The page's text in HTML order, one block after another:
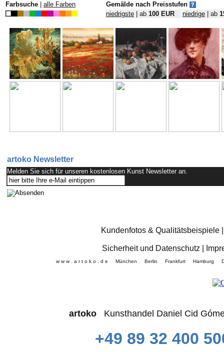
Farbsuche alle Farben
Gemälde nach Preisstufen
niedrigste | ab 100 EUR niedrige | ab
artoko Newsletter
Melden Sie sich für unseren kostenlosen Kunst Newsletter an.
Kundenfotos & Qualitätsbeispiele
Sicherheit und Datenschutz
w w w . a r t o k o . d e München Berlin Frankfurt
artokoKunsthandel Daniel Cid
+49 89 32